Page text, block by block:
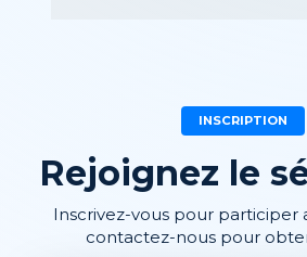
INSCRIPTION
Rejoignez le
Inscrivez-vous pour participer
contactez-nous pour